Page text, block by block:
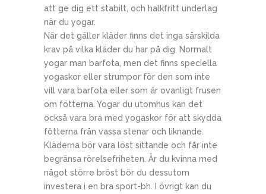
att ge dig ett stabilt, och halkfritt underlag
när du yogar.
När det gäller kläder finns det inga särskilda
krav på vilka kläder du har på dig. Normalt
yogar man barfota, men det finns speciella
yogaskor eller strumpor för den som inte
vill vara barfota eller som är ovanligt frusen
om fötterna. Yogar du utomhus kan det
också vara bra med yogaskor för att skydda
fötterna från vassa stenar och liknande.
Kläderna bör vara löst sittande och får inte
begränsa rörelsefriheten. Är du kvinna med
något större bröst bör du dessutom
investera i en bra sport-bh. I övrigt kan du